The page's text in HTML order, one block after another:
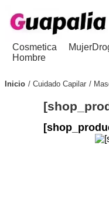
Cosmetica
Hombre
Mujer
Inicio Cuidado Capilar